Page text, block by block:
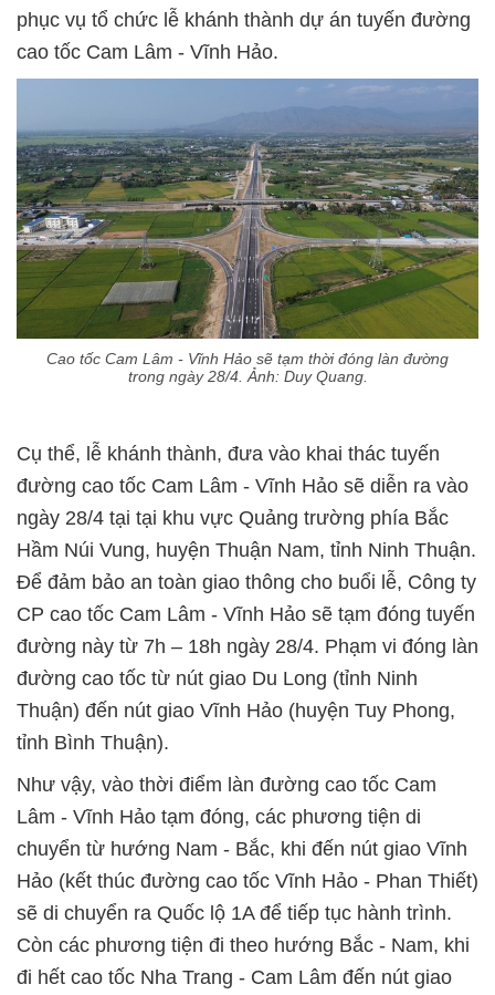
phục vụ tổ chức lễ khánh thành dự án tuyến đường
cao tốc Cam Lâm - Vĩnh Hảo.
Cao tốc Cam Lâm - Vĩnh Hảo sẽ tạm thời đóng làn đường
trong ngày 28/4. Ảnh: Duy Quang.
Cụ thể, lễ khánh thành, đưa vào khai thác tuyến
đường cao tốc Cam Lâm - Vĩnh Hảo sẽ diễn ra vào
ngày 28/4 tại tại khu vực Quảng trường phía Bắc
Hầm Núi Vung, huyện Thuận Nam, tỉnh Ninh Thuận.
Để đảm bảo an toàn giao thông cho buổi lễ, Công ty
CP cao tốc Cam Lâm - Vĩnh Hảo sẽ tạm đóng tuyến
đường này từ 7h – 18h ngày 28/4. Phạm vi đóng làn
đường cao tốc từ nút giao Du Long (tỉnh Ninh
Thuận) đến nút giao Vĩnh Hảo (huyện Tuy Phong,
tỉnh Bình Thuận).
Như vậy, vào thời điểm làn đường cao tốc Cam
Lâm - Vĩnh Hảo tạm đóng, các phương tiện di
chuyển từ hướng Nam - Bắc, khi đến nút giao Vĩnh
Hảo (kết thúc đường cao tốc Vĩnh Hảo - Phan Thiết)
sẽ di chuyển ra Quốc lộ 1A để tiếp tục hành trình.
Còn các phương tiện đi theo hướng Bắc - Nam, khi
đi hết cao tốc Nha Trang - Cam Lâm đến nút giao